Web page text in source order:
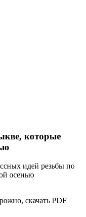
которые
идей резьбы по
осенью